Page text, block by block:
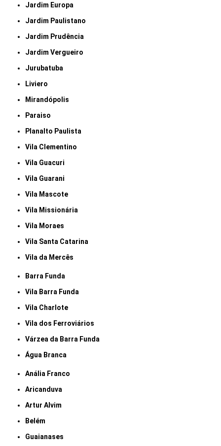
Jardim Europa
Jardim Paulistano
Jardim Prudência
Jardim Vergueiro
Jurubatuba
Liviero
Mirandópolis
Paraiso
Planalto Paulista
Vila Clementino
Vila Guacuri
Vila Guarani
Vila Mascote
Vila Missionária
Vila Moraes
Vila Santa Catarina
Vila da Mercês
Barra Funda
Vila Barra Funda
Vila Charlote
Vila dos Ferroviários
Várzea da Barra Funda
Água Branca
Anália Franco
Aricanduva
Artur Alvim
Belém
Guaianases